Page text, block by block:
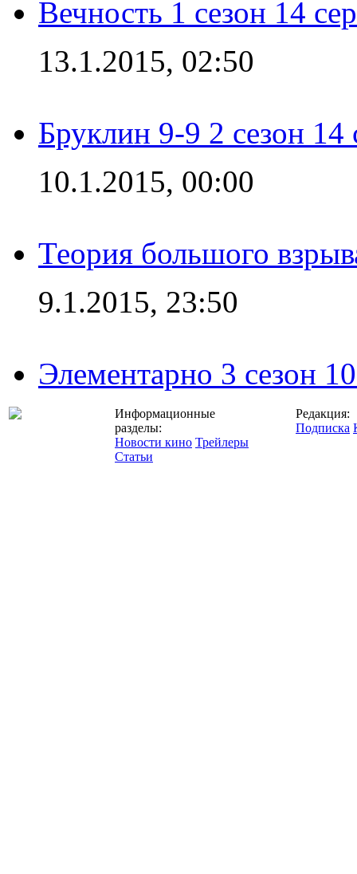
Вечность 1 сезон 14
13.1.2015, 02:50
Бруклин 9-9 2 сезон 14
10.1.2015, 00:00
Теория большого
9.1.2015, 23:50
Элементарно 3 сезон
Информационные
разделы:
Новости кино Трейлеры
Статьи
Редакция:
Подписка